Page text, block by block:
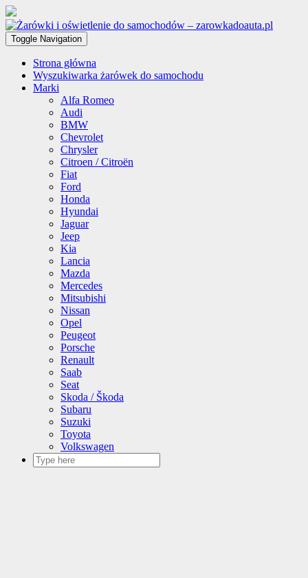
Toggle Navigation
Strona główna
Wyszukiwarka żarówek do samochodu
Marki
Alfa Romeo
Audi
BMW
Chevrolet
Chrysler
Citroen / Citroën
Fiat
Ford
Honda
Hyundai
Jaguar
Jeep
Kia
Lancia
Mazda
Mercedes
Mitsubishi
Nissan
Opel
Peugeot
Porsche
Renault
Saab
Seat
Skoda / Škoda
Subaru
Suzuki
Toyota
Volkswagen